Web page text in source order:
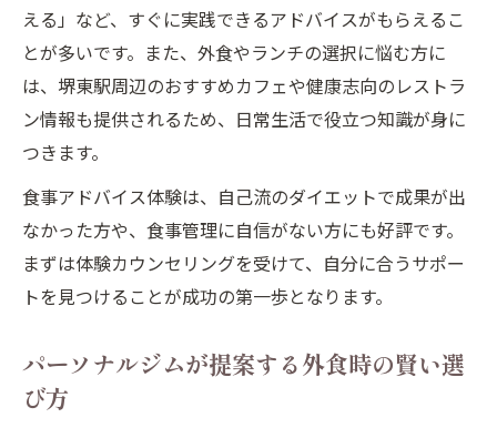
堺東駅利用者向け外食時のダイエット食事
術
パーソナルジム活用で外食を味方にするコ
ツ
栄養バランスを重視した食事選びのコツ
パーソナルジム直伝バランス食事の選び方
堺東駅周辺で栄養重視の外食選択術
ダイエット成功へ導く栄養バランス食事法
ト
える」など、すぐに実践できるアドバイスがもらえるこ
とが多いです。また、外食やランチの選択に悩む方に
は、堺東駅周辺のおすすめカフェや健康志向のレストラ
ン情報も提供されるため、日常生活で役立つ知識が身に
つきます。
食事アドバイス体験は、自己流のダイエットで成果が出
なかった方や、食事管理に自信がない方にも好評です。
まずは体験カウンセリングを受けて、自分に合うサポー
トを見つけることが成功の第一歩となります。
パーソナルジムが提案する外食時の賢い選
び方